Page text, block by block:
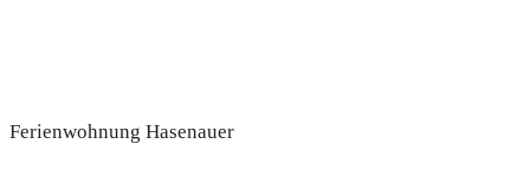
Ferienwohnung Hasenauer